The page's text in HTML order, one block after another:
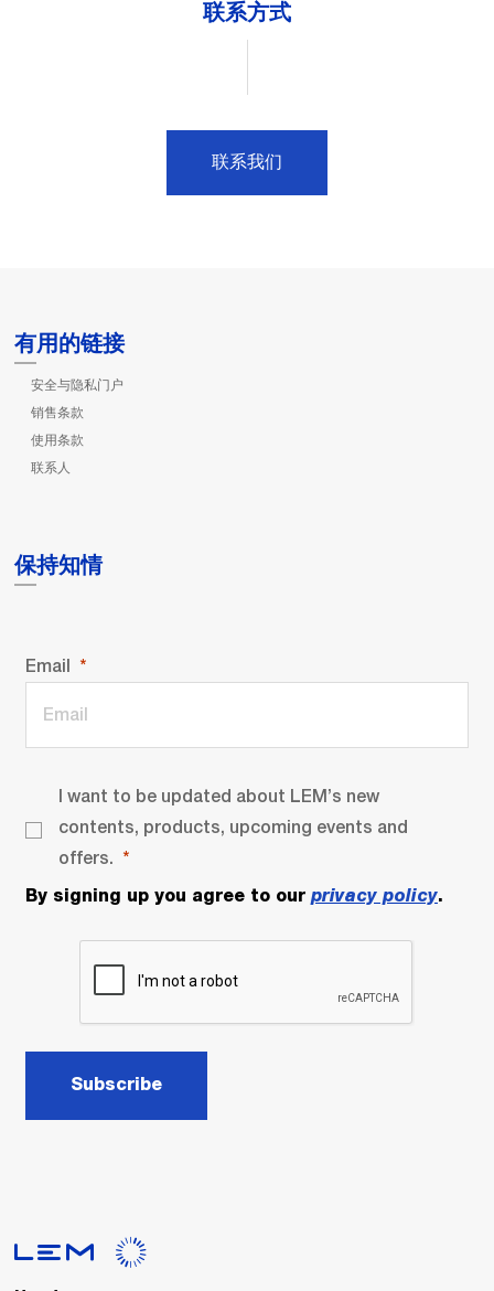
联系方式
联系我们
有用的链接
安全与隐私门户
销售条款
使用条款
联系人
保持知情
Email
I want to be updated about LEM’s new
contents, products, upcoming events and
offers.
By signing up you agree to our privacy policy.
Subscribe